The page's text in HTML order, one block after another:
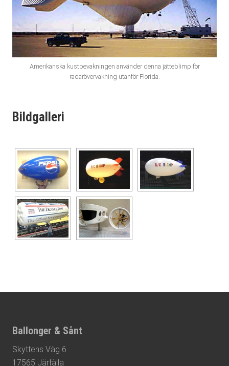
Amerikanska kustbevakningen använder denna jätteblimp för
radarövervakning utanför Florida.
Bildgalleri
Ballonger & Sånt
Skyttens Väg 6
17565 Järfälla